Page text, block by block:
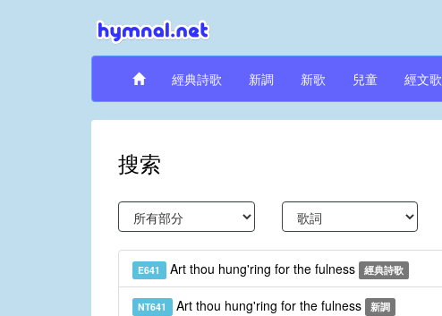
經典詩歌 新調 新歌 兒童 經文歌
搜索
E641 Art thou hung'ring for the fulness 經典詩歌
NT641 Art thou hung'ring for the fulness 新調